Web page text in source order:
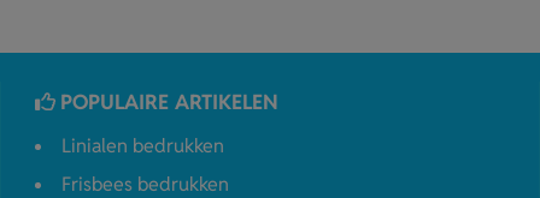
POPULAIRE ARTIKELEN
Linialen bedrukken
Frisbees bedrukken